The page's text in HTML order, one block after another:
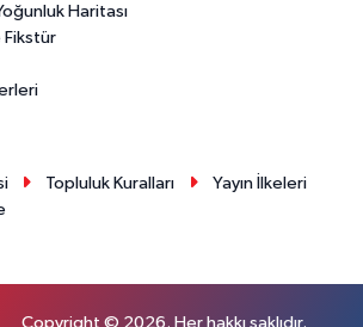
Haritası
Fikstür
Topluluk Kuralları
Yayın İlkeleri
Copyright © 2026. Her hakkı saklıdır.